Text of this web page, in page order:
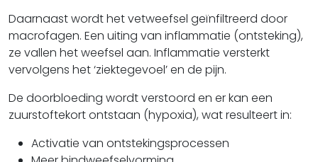
Daarnaast wordt het vetweefsel geïnfiltreerd door
macrofagen. Een uiting van inflammatie (ontsteking),
ze vallen het weefsel aan. Inflammatie versterkt
vervolgens het ‘ziektegevoel’ en de pijn.
De doorbloeding wordt verstoord en er kan een
zuurstoftekort ontstaan (hypoxia), wat resulteert in:
Activatie van ontstekingsprocessen